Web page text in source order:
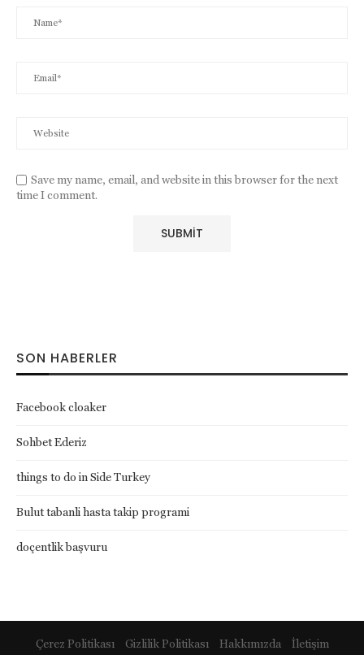
Save my name, email, and website in this browser for the next
time I comment.
SON HABERLER
Facebook cloaker
Sohbet Ederiz
things to do in Side Turkey
Bulut tabanli hasta takip programi
doçentlik başvuru
Çerez Politikası Gizlilik Politikası Hakkımızda İletişim